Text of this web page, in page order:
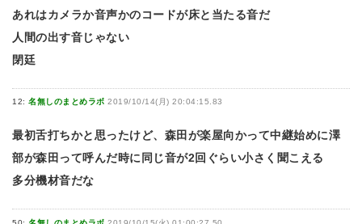
あれはカメラか音声かのコードが床と当たる音だ
人間の出す音じゃない
閉廷
12: 名無しのまとめラボ 2019/10/14(月) 20:04:15.83
最初舌打ちかと思ったけど、森田が楽屋向かって中継始めに澤
部が森田って呼んだ時に同じ音が2回ぐらい小さく聞こえる
多分機材音だな